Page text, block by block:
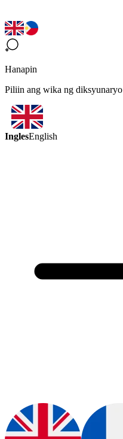
Hanapin
Piliin ang wika ng diksyunaryo
InglesEnglish